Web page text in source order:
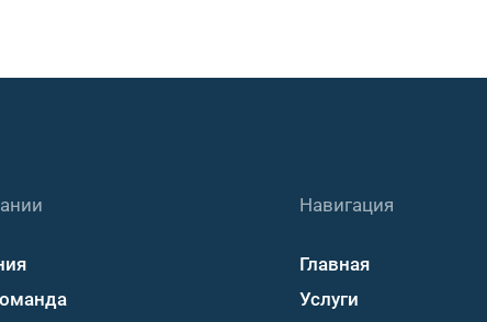
Навигация
Главная
Услуги